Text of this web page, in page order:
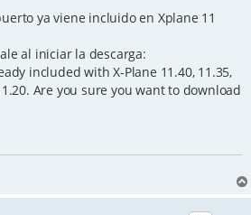
ya viene incluido en Xplane 11
al iniciar la descarga:
included with X-Plane 11.40, 11.35,
Are you sure you want to download